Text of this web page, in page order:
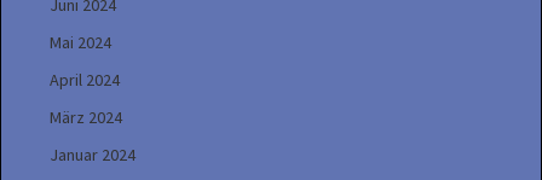
Juni 2024
Mai 2024
April 2024
März 2024
Januar 2024